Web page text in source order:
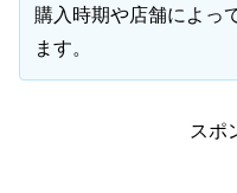
購入時期や店舗によっ
ます。
スポ